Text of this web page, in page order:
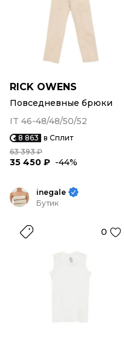
RICK OWENS
Повседневные брюки
IT 46-48/48/50/52
8 863 в Сплит
63 393 ₽
35 450 ₽ -44%
inegale
Бутик
0